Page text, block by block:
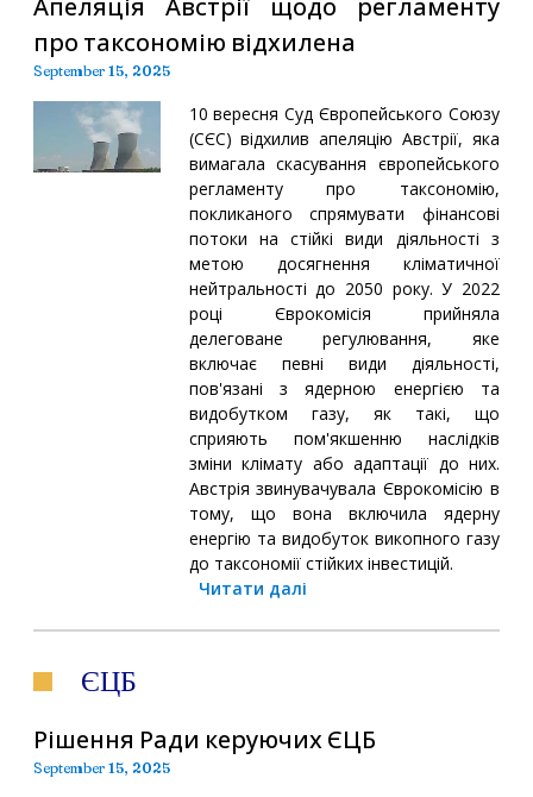
Апеляція Австрії щодо регламенту
про таксономію відхилена
September 15, 2025
10 вересня Суд Європейського Союзу
(СЄС) відхилив апеляцію Австрії, яка
вимагала скасування європейського
регламенту про таксономію,
покликаного спрямувати фінансові
потоки на стійкі види діяльності з
метою досягнення кліматичної
нейтральності до 2050 року. У 2022
році Єврокомісія прийняла
делеговане регулювання, яке
включає певні види діяльності,
пов'язані з ядерною енергією та
видобутком газу, як такі, що
сприяють пом'якшенню наслідків
зміни клімату або адаптації до них.
Австрія звинувачувала Єврокомісію в
тому, що вона включила ядерну
енергію та видобуток викопного газу
до таксономії стійких інвестицій.
Читати далі
ЄЦБ
Рішення Ради керуючих ЄЦБ
September 15, 2025